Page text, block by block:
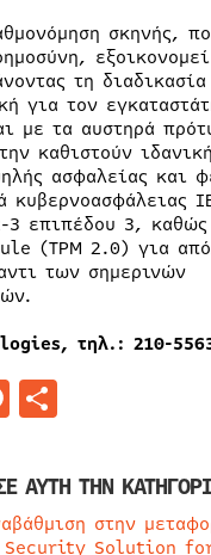
σκηνής,
τη
για τον
με τα αυστηρά
καθιστούν
ασφαλείας και
κυβερνοασφάλειας
3 επιπέδου 3,
(TPM 2.0) για
των σημερινών
τηλ.: 210-
Messenger
ΑΥΤΗ ΤΗΝ
στην
Security Solution